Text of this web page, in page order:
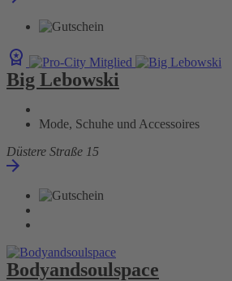
Big Lebowski
Mode, Schuhe und Accessoires
Düstere Straße 15
Bodyandsoulspace